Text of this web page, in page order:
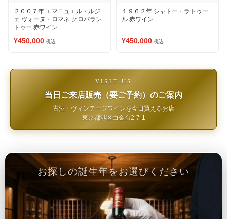
２００７年 エマニュエル・ルジ
ェ ヴォーヌ・ロマネ クロパラン
トゥー 赤ワイン
¥450,000 税込
１９６２年 シャトー・ラトゥー
ル 赤ワイン
¥450,000 税込
VISIT US
当日ご来店販売（要ご予約）のご案内
古酒・ヴィンテージワインを今日買えるお店
東京都港区白金台2-7-1
お探しの誕生年をお選びください